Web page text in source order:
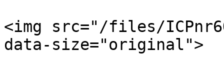
<img src="/files/
data-size="original">